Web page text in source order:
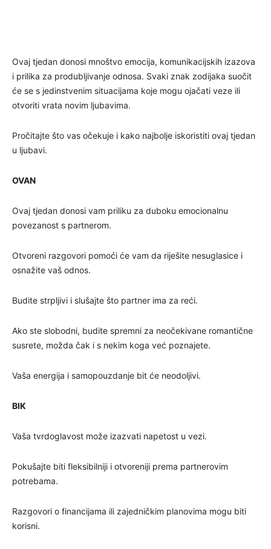
Ovaj tjedan donosi mnoštvo emocija, komunikacijskih izazova
i prilika za produbljivanje odnosa. Svaki znak zodijaka suočit
će se s jedinstvenim situacijama koje mogu ojačati veze ili
otvoriti vrata novim ljubavima.
Pročitajte što vas očekuje i kako najbolje iskoristiti ovaj tjedan
u ljubavi.
OVAN
Ovaj tjedan donosi vam priliku za duboku emocionalnu
povezanost s partnerom.
Otvoreni razgovori pomoći će vam da riješite nesuglasice i
osnažite vaš odnos.
Budite strpljivi i slušajte što partner ima za reći.
Ako ste slobodni, budite spremni za neočekivane romantične
susrete, možda čak i s nekim koga već poznajete.
Vaša energija i samopouzdanje bit će neodoljivi.
BIK
Vaša tvrdoglavost može izazvati napetost u vezi.
Pokušajte biti fleksibilniji i otvoreniji prema partnerovim
potrebama.
Razgovori o financijama ili zajedničkim planovima mogu biti
korisni.